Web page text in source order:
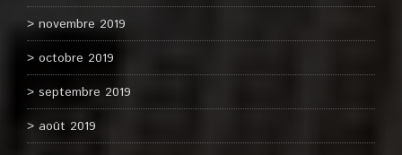
novembre 2019
octobre 2019
septembre 2019
août 2019